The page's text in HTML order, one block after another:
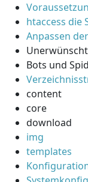
htaccess die
Anpassen
Bots und
content
core
download
img
templates